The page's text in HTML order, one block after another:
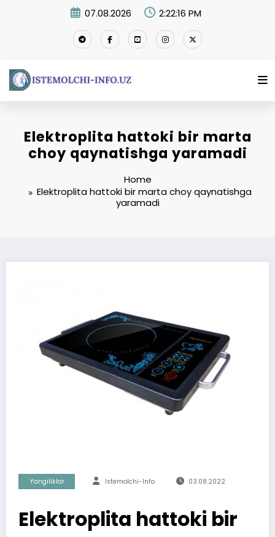
07.08.2026 2:22:17 PM
Elektroplita hattoki bir marta
choy qaynatishga yaramadi
Home
Elektroplita hattoki bir marta choy qaynatishga
yaramadi
Yangiliklar Istemolchi-Info 03.08.2022
Elektroplita hattoki bir